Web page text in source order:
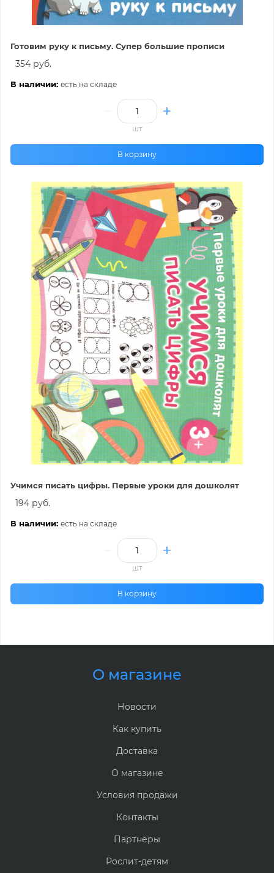
Готовим руку к письму. Супер большие прописи
354 руб.
В наличии: есть на складе
шт
В корзину
Учимся писать цифры. Первые уроки для дошколят
194 руб.
В наличии: есть на складе
шт
В корзину
О магазине
Новости
Как купить
Доставка
О магазине
Условия продажи
Контакты
Партнеры
Рослит-детям